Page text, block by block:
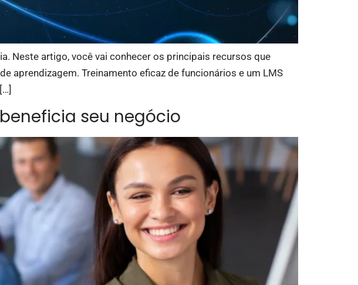
Neste artigo, você vai conhecer os principais recursos que
aprendizagem. Treinamento eficaz de funcionários e um LMS
seu negócio